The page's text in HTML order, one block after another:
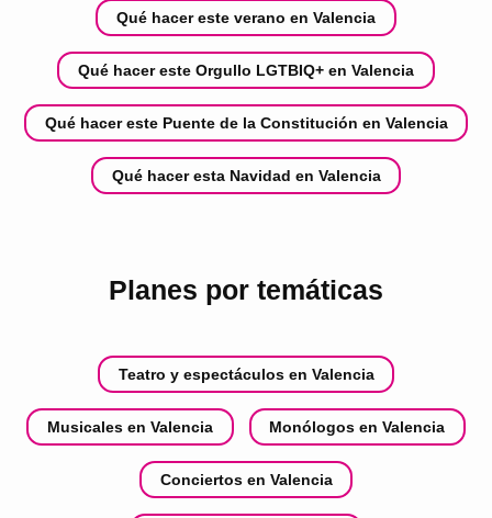
Qué hacer este verano en Valencia
Qué hacer este Orgullo LGTBIQ+ en Valencia
Qué hacer este Puente de la Constitución en Valencia
Qué hacer esta Navidad en Valencia
Planes por temáticas
Teatro y espectáculos en Valencia
Musicales en Valencia Monólogos en Valencia
Conciertos en Valencia